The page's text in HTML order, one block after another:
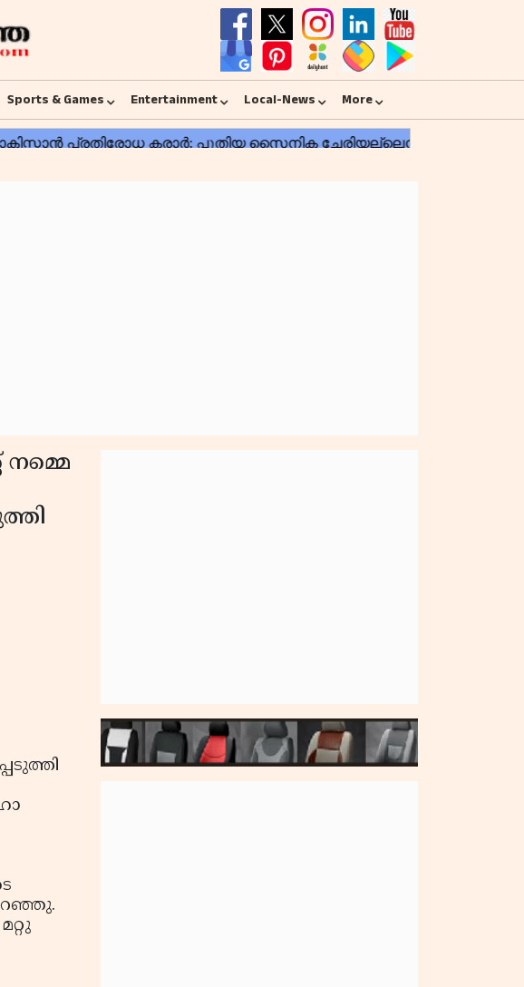
Sports & Games Entertainment Local-News More
നമ്മെ